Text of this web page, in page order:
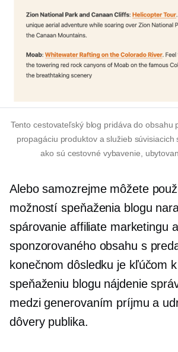
Tento cestovateľský blog pridáva do obsahu
propagáciu produktov a služieb súvisiacich
ako sú cestovné vybavenie,
Alebo samozrejme môžete
možností speňaženia blogu
spárovanie affiliate marketingu a
sponzorovaného obsahu s
konečnom dôsledku je kľúčom
speňaženiu blogu nájdenie
medzi generovaním príjmu a
dôvery publika.